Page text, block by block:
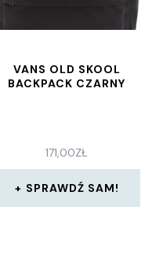
VANS OLD SKOOL
BACKPACK CZARNY
171,00ZŁ
SPRAWDŹ SAM!